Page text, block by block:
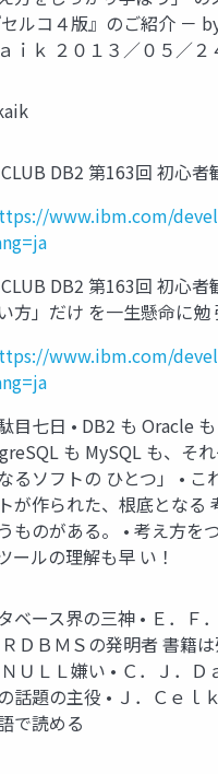
ルコ４版』のご紹介 －
ｉｋ ２０１３／０５／２
DB2 第163回 初心
www.ibm.com/
DB2 第163回 初心
い方」だけ を一生懸命に
www.ibm.com/
目七日 • DB2 も Oracle も
も MySQL も、そ
なるソフトの ひとつ」 • こ
が作られた、根底となる
ものがある。 • 考え方を
ールの理解も早 い！
ベース界の三神 • Ｅ．Ｆ
ＤＢＭＳの発明者 書籍
ＵＬＬ嫌い • Ｃ．Ｊ．Ｄ
話題の主役 • Ｊ．Ｃｅｌ
で読める